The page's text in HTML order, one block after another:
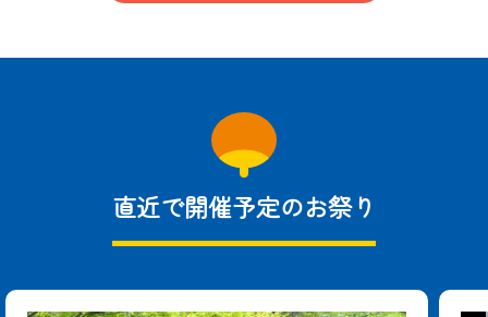
直近で開催予定のお祭り